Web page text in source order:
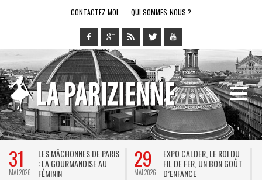
CONTACTEZ-MOI QUI SOMMES-NOUS ?
31
MAI 2026
LES MÂCHONNES DE PARIS
: LA GOURMANDISE AU
FÉMININ
29
MAI 2026
EXPO CALDER, LE ROI DU
FIL DE FER, UN BON GOÛT
D’ENFANCE